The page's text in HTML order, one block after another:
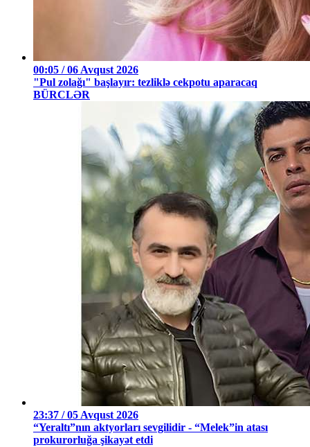
00:05 / 06 Avqust 2026
"Pul zolağı" başlayır: tezliklə cekpotu aparacaq
BÜRCLƏR
23:37 / 05 Avqust 2026
“Yeraltı”nın aktyorları sevgilidir - “Melek”in atası
prokurorluğa şikayət etdi